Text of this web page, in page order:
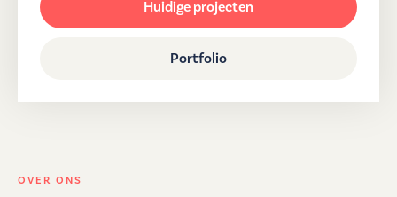
Huidige projecten
Portfolio
OVER ONS